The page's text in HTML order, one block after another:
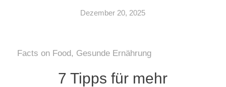
Dezember 20, 2025
Facts on Food, Gesunde Ernährung
7 Tipps für mehr